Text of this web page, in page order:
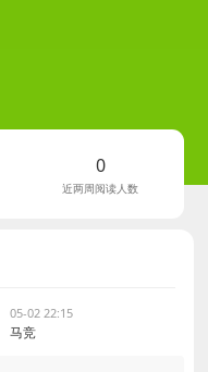
0
近两周阅读人数
05-02 22:15
马竞